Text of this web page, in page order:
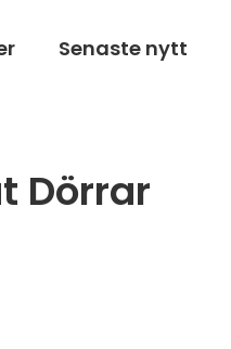
Senaste nytt
Dörrar